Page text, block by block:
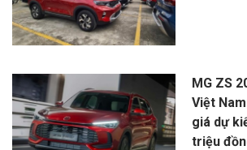
MG ZS
Việt
giá dự
triệu